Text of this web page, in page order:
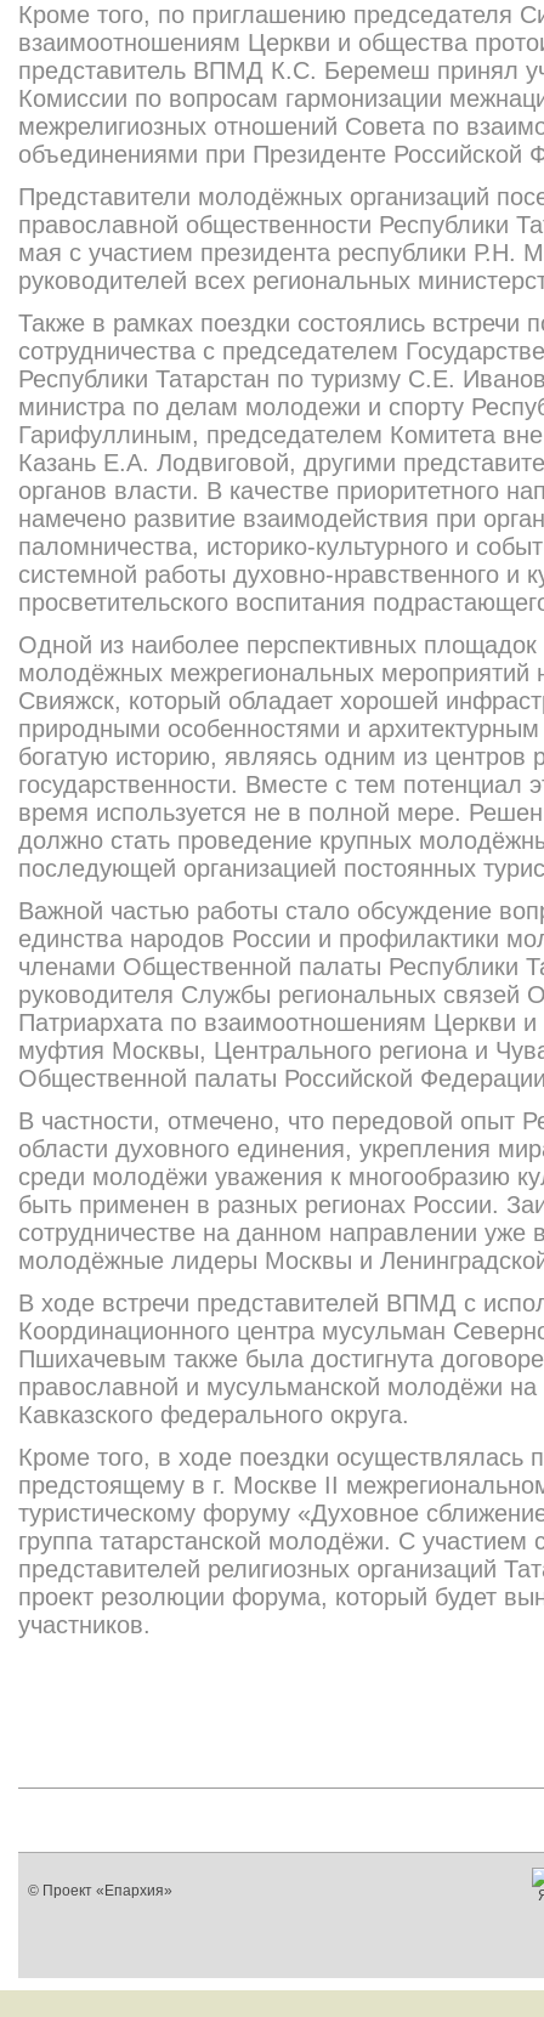
Кроме того, по приглашению председателя
взаимоотношениям Церкви и общества
представитель ВПМД К.С. Беремеш принял
Комиссии по вопросам гармонизации
межрелигиозных отношений Совета по
объединениями при Президенте Российской
Представители молодёжных организаций
православной общественности Республики
мая с участием президента республики Р.Н.
руководителей всех региональных
Также в рамках поездки состоялись встречи
сотрудничества с председателем
Республики Татарстан по туризму С.Е.
министра по делам молодежи и спорту
Гарифуллиным, председателем Комитета
Казань Е.А. Лодвиговой, другими
органов власти. В качестве приоритетного
намечено развитие взаимодействия при
паломничества, историко-культурного и
системной работы духовно-нравственного и
просветительского воспитания
Одной из наиболее перспективных
молодёжных межрегиональных мероприятий
Свияжск, который обладает хорошей
природными особенностями и
богатую историю, являясь одним из центров
государственности. Вместе с тем потенциал
время используется не в полной мере.
должно стать проведение крупных
последующей организацией постоянных
Важной частью работы стало обсуждение
единства народов России и профилактики
членами Общественной палаты Республики
руководителя Службы региональных связей
Патриархата по взаимоотношениям Церкви
муфтия Москвы, Центрального региона и
Общественной палаты Российской
В частности, отмечено, что передовой опыт
области духовного единения, укрепления
среди молодёжи уважения к многообразию
быть применен в разных регионах России.
сотрудничестве на данном направлении уже
молодёжные лидеры Москвы и
В ходе встречи представителей ВПМД с
Координационного центра мусульман
Пшихачевым также была достигнута
православной и мусульманской молодёжи
Кавказского федерального округа.
Кроме того, в ходе поездки осуществлялась
предстоящему в г. Москве II
туристическому форуму «Духовное
группа татарстанской молодёжи. С участием
представителей религиозных организаций
проект резолюции форума, который будет
участников.
© Проект «Епархия»